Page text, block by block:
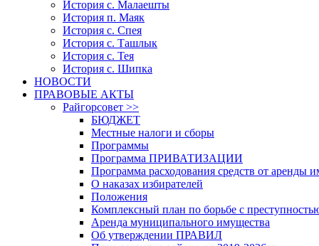
История с. Малаешты
История п. Маяк
История с. Спея
История с. Ташлык
История с. Тея
История с. Шипка
НОВОСТИ
ПРАВОВЫЕ АКТЫ
Райгорсовет >>
БЮДЖЕТ
Местные налоги и сборы
Программы
Программа ПРИВАТИЗАЦИИ
Программа расходования средств от аренды
О наказах избирателей
Положения
Комплексный план по борьбе с
Аренда муниципального имущества
Об утверждении ПРАВИЛ